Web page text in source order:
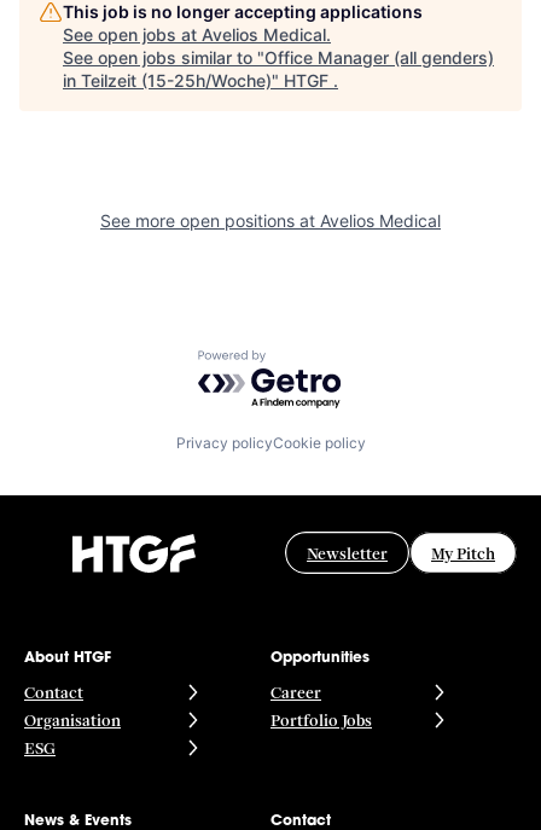
This job is no longer accepting applications
See open jobs at Avelios Medical.
See open jobs similar to "Office Manager (all genders)
in Teilzeit (15-25h/Woche)" HTGF .
See more open positions at Avelios Medical
Powered by Getro.com
Privacy policyCookie policy
Newsletter My Pitch
About HTGF
Contact
Organisation
ESG
Opportunities
Career
Portfolio Jobs
News & Events Contact